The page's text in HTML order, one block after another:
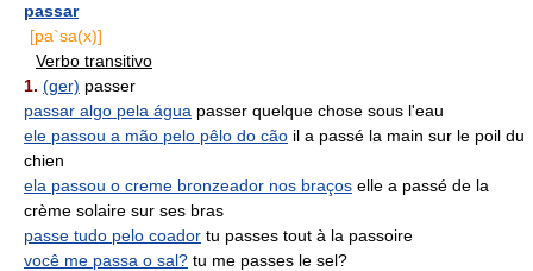
passar
[pa`sa(x)]
Verbo transitivo
1. (ger) passer
passar algo pela água passer quelque chose sous l'eau
ele passou a mão pelo pêlo do cão il a passé la main sur le poil du
chien
ela passou o creme bronzeador nos braços elle a passé de la
crème solaire sur ses bras
passe tudo pelo coador tu passes tout à la passoire
você me passa o sal? tu me passes le sel?